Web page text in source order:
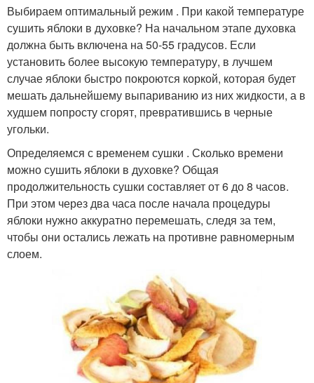
Выбираем оптимальный режим . При какой температуре
сушить яблоки в духовке? На начальном этапе духовка
должна быть включена на 50-55 градусов. Если
установить более высокую температуру, в лучшем
случае яблоки быстро покроются коркой, которая будет
мешать дальнейшему выпариванию из них жидкости, а в
худшем попросту сгорят, превратившись в черные
угольки.
Определяемся с временем сушки . Сколько времени
можно сушить яблоки в духовке? Общая
продолжительность сушки составляет от 6 до 8 часов.
При этом через два часа после начала процедуры
яблоки нужно аккуратно перемешать, следя за тем,
чтобы они остались лежать на противне равномерным
слоем.